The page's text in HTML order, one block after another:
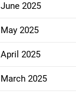
June 2025
May 2025
April 2025
March 2025